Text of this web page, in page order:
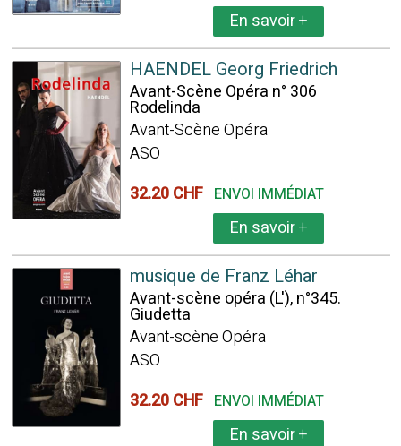
En savoir+
HAENDEL Georg Friedrich
Avant-Scène Opéra n° 306
Rodelinda
Avant-Scène Opéra
ASO
32.20 CHF ENVOI IMMÉDIAT
En savoir+
musique de Franz Léhar
Avant-scène opéra (L'), n°345.
Giudetta
Avant-scène Opéra
ASO
32.20 CHF ENVOI IMMÉDIAT
En savoir+